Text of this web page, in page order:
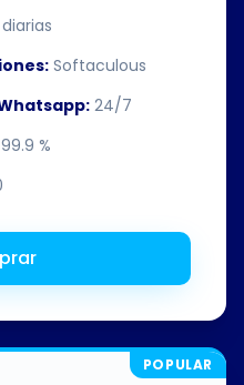
diarias
Softaculous
24/7
99.9 %
POPULAR